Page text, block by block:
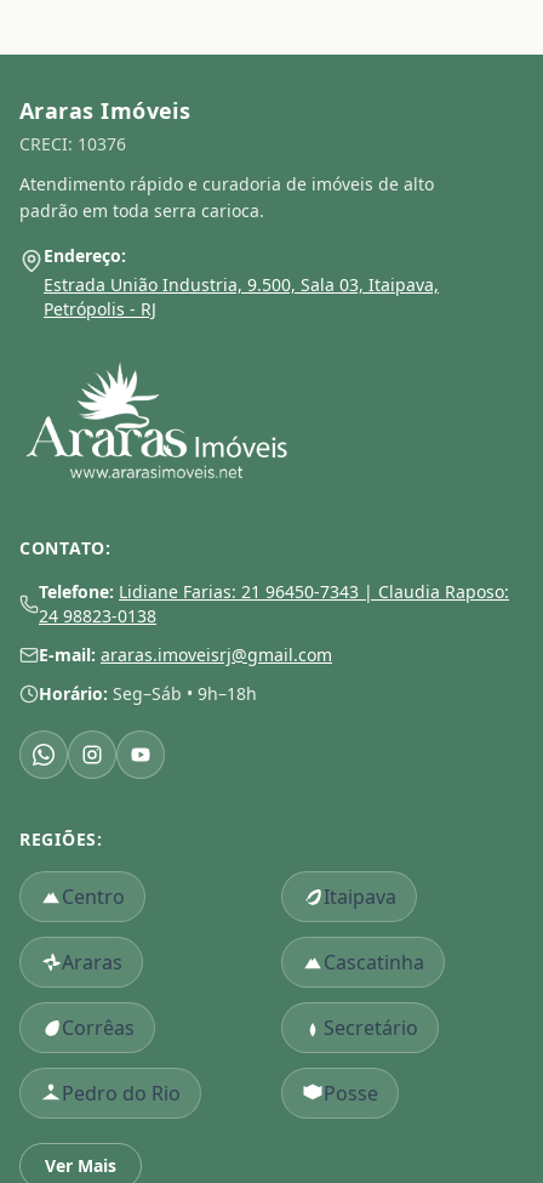
Araras Imóveis
CRECI: 10376
Atendimento rápido e curadoria de imóveis de alto
padrão em toda serra carioca.
Endereço:
Estrada União Industria, 9.500, Sala 03, Itaipava,
Petrópolis - RJ
CONTATO:
Telefone: Lidiane Farias: 21 96450-7343 | Claudia Raposo:
24 98823-0138
E-mail: araras.imoveisrj@gmail.com
Horário: Seg–Sáb • 9h–18h
REGIÕES:
Centro Itaipava
Araras Cascatinha
Corrêas Secretário
Pedro do Rio Posse
Ver Mais